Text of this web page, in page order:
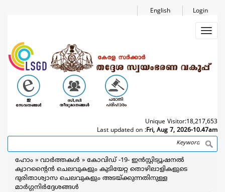
Login
English
Unique Visitor:18,217,653
Last updated on :Fri, Aug 7, 2026-10.47am
Search
Breadcrumb
ഹോം വാര്‍ത്തകള്‍
കോവിഡ് -19- ഇൻസ്റ്റിട്യൂഷനൽ
ക്വാറന്റൈൻ ചെലവുകളും കുടിയേറ്റ തൊഴിലാളികളുടെ
ദുരിതാശ്വാസ ചെലവുകളും അടയ്ക്കുന്നതിനുള്ള
മാർഗ്ഗനിർദ്ദേശങ്ങൾ